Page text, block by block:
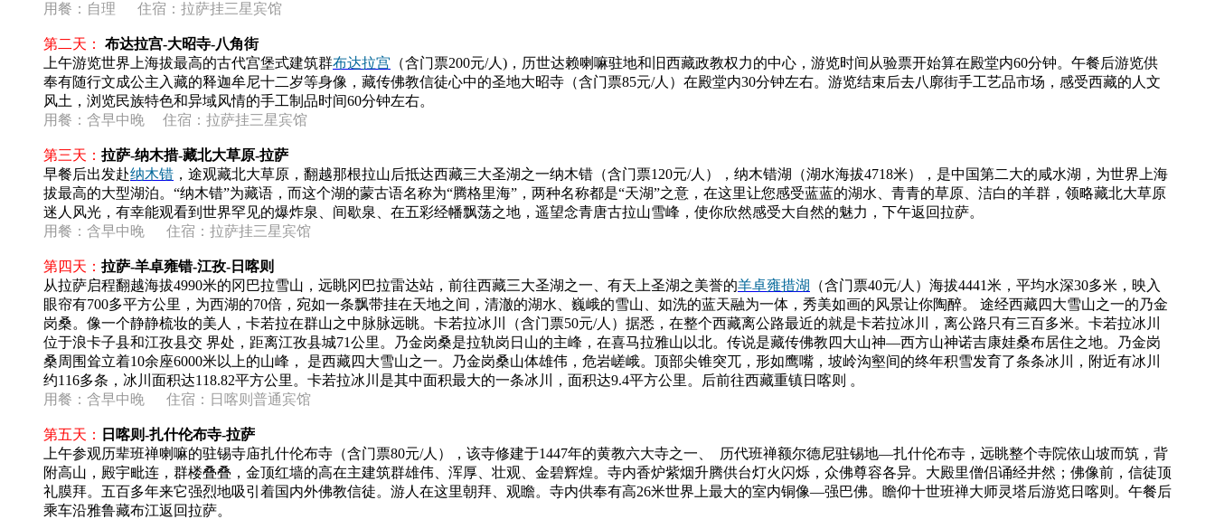
用餐：自理 住宿：拉萨挂三星宾馆
第二天：
布达拉宫-大昭寺-八角街
上午游览世界上海拔最高的古代宫堡式建筑群布达拉宫 （含门票200元/人)，历世达赖喇嘛驻地和旧西藏政教权力的中心，游览时间从验票开始算在殿堂内60分钟。午餐后游览供
奉有随行文成公主入藏的释迦牟尼十二岁等身像，藏传佛教信徒心中的圣地大昭寺（含门票85元/人）在殿堂内30分钟左右。游览结束后去八廓街手工艺品市场，感受西藏的人文
风土，浏览民族特色和异域风情的手工制品时间60分钟左右。
用餐： 含早中晚 住宿：拉萨挂三星宾馆
第三天： 拉萨-纳木措-藏北大草原-拉萨
早餐后出发赴纳木错 ，途观藏北大草原，翻越那根拉山后抵达西藏三大圣湖之一纳木错（含门票120元/人），纳木错湖（湖水海拔4718米），是中国第二大的咸水湖，为世界上海
拔最高的大型湖泊。“纳木错”为藏语，而这个湖的蒙古语名称为“腾格里海”，两种名称都是“天湖”之意，在这里让您感受蓝蓝的湖水、青青的草原、洁白的羊群，领略藏北大草原
迷人风光，有幸能观看到世界罕见的爆炸泉、间歇泉、在五彩经幡飘荡之地，遥望念青唐古拉山雪峰，使你欣然感受大自然的魅力，下午返回拉萨。
用餐： 含早中晚 住宿：拉萨挂三星宾馆
第四天： 拉萨-羊卓雍错-江孜-日喀则
从拉萨启程翻越海拔4990米的冈巴拉雪山，远眺冈巴拉雷达站，前往西藏三大圣湖之一、有天上圣湖之美誉的羊卓雍措湖
（含门票40元/人）海拔4441米，平均水深30多米，映入
眼帘有700多平方公里，为西湖的70倍，宛如一条飘带挂在天地之间，清澈的湖水、巍峨的雪山、如洗的蓝天融为一体，秀美如画的风景让你陶醉。 途经西藏四大雪山之一的乃金
岗桑。像一个静静梳妆的美人，卡若拉在群山之中脉脉远眺。卡若拉冰川（含门票50元/人）据悉，在整个西藏离公路最近的就是卡若拉冰川，离公路只有三百多米。卡若拉冰川
位于浪卡子县和江孜县交 界处，距离江孜县城71公里。乃金岗桑是拉轨岗日山的主峰，在喜马拉雅山以北。传说是藏传佛教四大山神—西方山神诺吉康娃桑布居住之地。乃金岗
桑周围耸立着10余座6000米以上的山峰， 是西藏四大雪山之一。乃金岗桑山体雄伟，危岩嵯峨。顶部尖锥突兀，形如鹰嘴，坡岭沟壑间的终年积雪发育了条条冰川，附近有冰川
约116多条，冰川面积达118.82平方公里。卡若拉冰川是其中面积最大的一条冰川，面积达9.4平方公里。后前往西藏重镇日喀则 。
用餐： 含早中晚 住宿：日喀则普通宾馆
第五天：
日喀则-扎什伦布寺-拉萨
上午参观历辈班禅喇嘛的驻锡寺庙扎什伦布寺（含门票80元/人），该寺修建于1447年的黄教六大寺之一、 历代班禅额尔德尼驻锡地—扎什伦布寺，远眺整个寺院依山坡而筑，背
附高山，殿宇毗连，群楼叠叠，金顶红墙的高在主建筑群雄伟、浑厚、壮观、金碧辉煌。寺内香炉紫烟升腾供台灯火闪烁，众佛尊容各异。大殿里僧侣诵经井然；佛像前，信徒顶
礼膜拜。五百多年来它强烈地吸引着国内外佛教信徒。游人在这里朝拜、观瞻。寺内供奉有高26米世界上最大的室内铜像—强巴佛。瞻仰十世班禅大师灵塔后游览日喀则。午餐后
乘车沿雅鲁藏布江返回拉萨。